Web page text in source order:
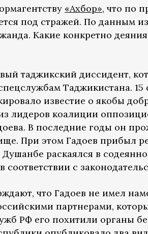
«Ахбор», что по
под стражей. По данным
Какие конкретно
таджикский диссидент,
Таджикистана. 15
известие о якобы
лидеров коалиции
В последние годы он
При этом Гадоев прибыл
раскаялся в
с
что Гадоев не имел
партнерами,
РФ его похитили органы